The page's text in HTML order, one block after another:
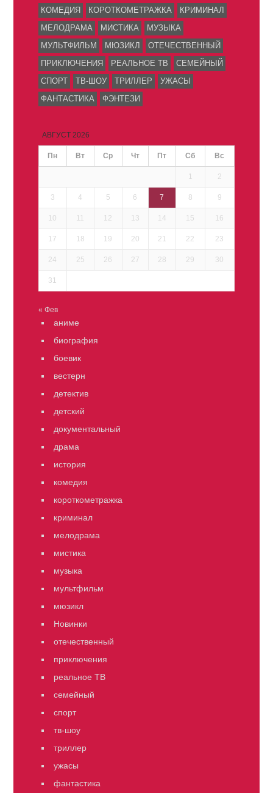
КОМЕДИЯ КОРОТКОМЕТРАЖКА
КРИМИНАЛ
МЕЛОДРАМА
МИСТИКА
МУЗЫКА
МУЛЬТФИЛЬМ
МЮЗИКЛ
ОТЕЧЕСТВЕННЫЙ
ПРИКЛЮЧЕНИЯ
РЕАЛЬНОЕ ТВ
СЕМЕЙНЫЙ
СПОРТ
ТВ-ШОУ ТРИЛЛЕР
УЖАСЫ
ФАНТАСТИКА
ФЭНТЕЗИ
АВГУСТ 2026
Пн Вт Ср Чт Пт Сб Вс
1 2
3 4 5 6 7 8 9
10 11 12 13 14 15 16
17 18 19 20 21 22 23
24 25 26 27 28 29 30
31
« Фев
аниме
биография
боевик
вестерн
детектив
детский
документальный
драма
история
комедия
короткометражка
криминал
мелодрама
мистика
музыка
мультфильм
мюзикл
Новинки
отечественный
приключения
реальное ТВ
семейный
спорт
тв-шоу
триллер
ужасы
фантастика